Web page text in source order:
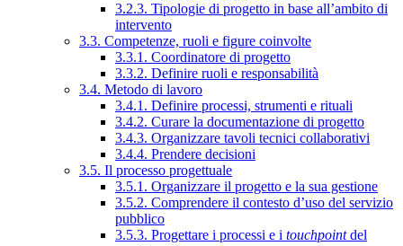
3.2.3. Tipologie di progetto in base all’ambito di
intervento
3.3. Competenze, ruoli e figure coinvolte
3.3.1. Coordinatore di progetto
3.3.2. Definire ruoli e responsabilità
3.4. Metodo di lavoro
3.4.1. Definire processi, strumenti e rituali
3.4.2. Curare la documentazione di progetto
3.4.3. Organizzare tavoli tecnici collaborativi
3.4.4. Prendere decisioni
3.5. Il processo progettuale
3.5.1. Organizzare il progetto e la sua gestione
3.5.2. Comprendere il contesto d’uso del servizio
pubblico
3.5.3. Progettare i processi e i touchpointdel